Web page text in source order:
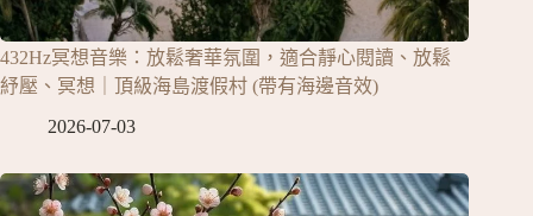
432Hz冥想音樂：放鬆奢華氛圍，適合靜心閱讀、放鬆
紓壓、冥想｜頂級海島渡假村 (帶有海邊音效)
2026-07-03